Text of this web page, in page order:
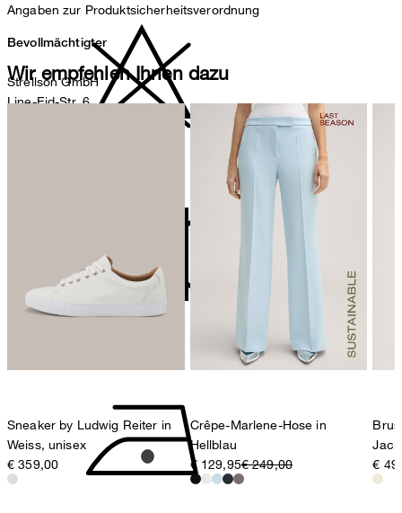
Angaben zur Produktsicherheitsverordnung
Bevollmächtigter
Strellson GmbH
Line-Eid-Str. 6
Sonnenwiesenstrasse 21
8280 Kreuzlingen
Schweiz
Wir empfehlen Ihnen dazu
Sneaker by Ludwig Reiter in
Weiss, unisex
€ 359,00
Crêpe-Marlene-Hose in
Hellblau
€ 129,95€ 249,00
€